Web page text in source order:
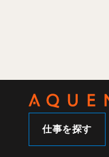
仕事を探す